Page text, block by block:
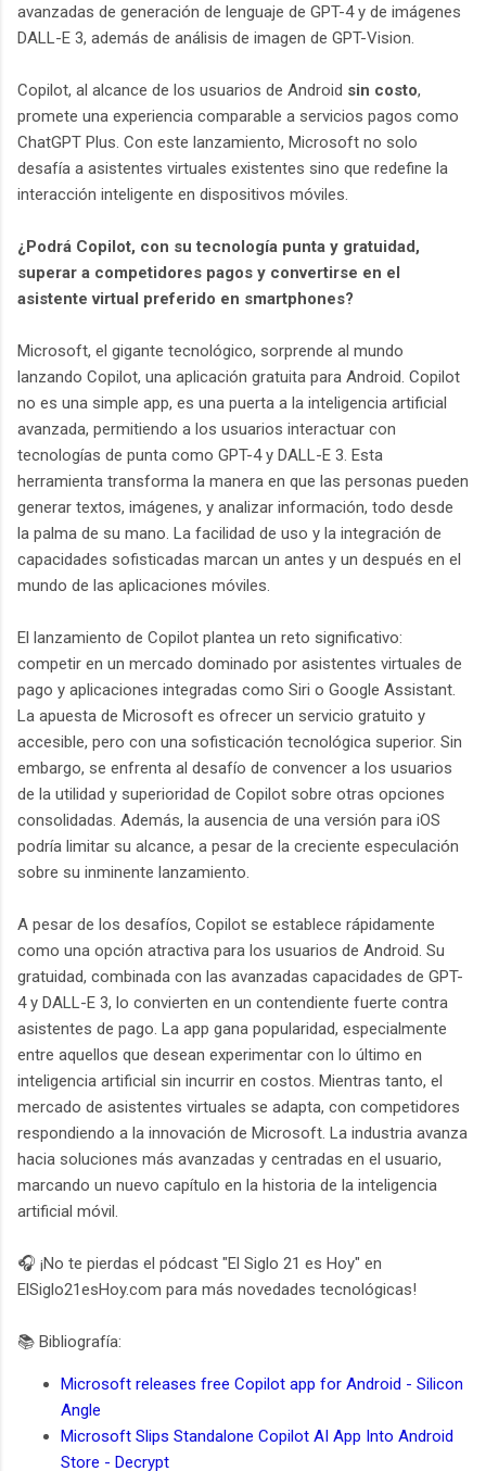
avanzadas de generación de lenguaje de GPT-4 y de imágenes
DALL-E 3, además de análisis de imagen de GPT-Vision.
Copilot, al alcance de los usuarios de Android sin costo,
promete una experiencia comparable a servicios pagos como
ChatGPT Plus. Con este lanzamiento, Microsoft no solo
desafía a asistentes virtuales existentes sino que redefine la
interacción inteligente en dispositivos móviles.
¿Podrá Copilot, con su tecnología punta y gratuidad,
superar a competidores pagos y convertirse en el
asistente virtual preferido en smartphones?
Microsoft, el gigante tecnológico, sorprende al mundo
lanzando Copilot, una aplicación gratuita para Android. Copilot
no es una simple app, es una puerta a la inteligencia artificial
avanzada, permitiendo a los usuarios interactuar con
tecnologías de punta como GPT-4 y DALL-E 3. Esta
herramienta transforma la manera en que las personas pueden
generar textos, imágenes, y analizar información, todo desde
la palma de su mano. La facilidad de uso y la integración de
capacidades sofisticadas marcan un antes y un después en el
mundo de las aplicaciones móviles.
El lanzamiento de Copilot plantea un reto significativo:
competir en un mercado dominado por asistentes virtuales de
pago y aplicaciones integradas como Siri o Google Assistant.
La apuesta de Microsoft es ofrecer un servicio gratuito y
accesible, pero con una sofisticación tecnológica superior. Sin
embargo, se enfrenta al desafío de convencer a los usuarios
de la utilidad y superioridad de Copilot sobre otras opciones
consolidadas. Además, la ausencia de una versión para iOS
podría limitar su alcance, a pesar de la creciente especulación
sobre su inminente lanzamiento.
A pesar de los desafíos, Copilot se establece rápidamente
como una opción atractiva para los usuarios de Android. Su
gratuidad, combinada con las avanzadas capacidades de GPT-
4 y DALL-E 3, lo convierten en un contendiente fuerte contra
asistentes de pago. La app gana popularidad, especialmente
entre aquellos que desean experimentar con lo último en
inteligencia artificial sin incurrir en costos. Mientras tanto, el
mercado de asistentes virtuales se adapta, con competidores
respondiendo a la innovación de Microsoft. La industria avanza
hacia soluciones más avanzadas y centradas en el usuario,
marcando un nuevo capítulo en la historia de la inteligencia
artificial móvil.
🎧 ¡No te pierdas el pódcast "El Siglo 21 es Hoy" en
ElSiglo21esHoy.com para más novedades tecnológicas!
📚 Bibliografía:
Microsoft releases free Copilot app for Android - Silicon
Angle
Microsoft Slips Standalone Copilot AI App Into Android
Store - Decrypt